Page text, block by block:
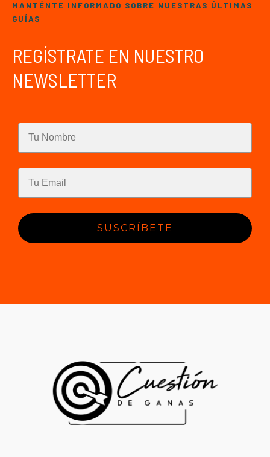
MANTÉNTE INFORMADO SOBRE NUESTRAS ÚLTIMAS
GUÍAS
REGÍSTRATE EN NUESTRO
NEWSLETTER
SUSCRÍBETE